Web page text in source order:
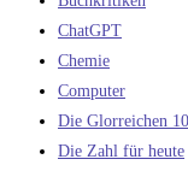
ChatGPT
Chemie
Computer
Die Glorreichen 10
Die Zahl für heute